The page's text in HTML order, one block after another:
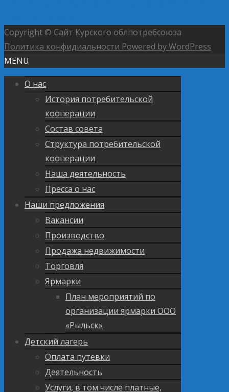
Copyright © Сайт Курского облпотребсоюза
Политика конфидиальности Powered by WordPress
MENU
О нас
История потребительской
кооперации
Состав совета
Структура потребительской
кооперации
Наша деятельность
Пресса о нас
Наши предложения
Вакансии
Производство
Продажа недвижимости
Торговля
Ярмарки
План мероприятий по
организации ярмарки ООО
«Рыльск»
Детский лагерь
Оплата путевки
Деятельность
Услуги, в том числе платные,